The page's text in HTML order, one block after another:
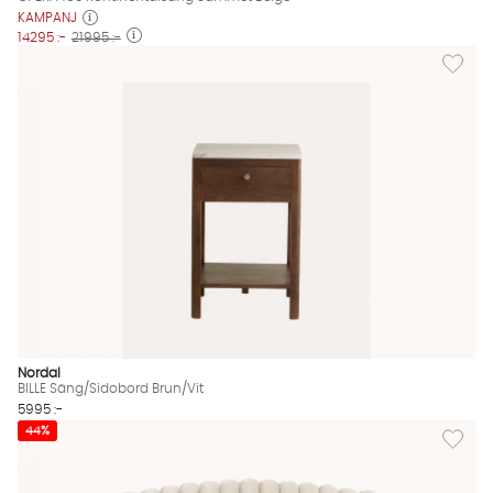
KAMPANJ
14295 :- 21995 :-
Lägg
Nordal
BILLE Säng/Sidobord Brun/Vit
5995 :-
Lägg
44%